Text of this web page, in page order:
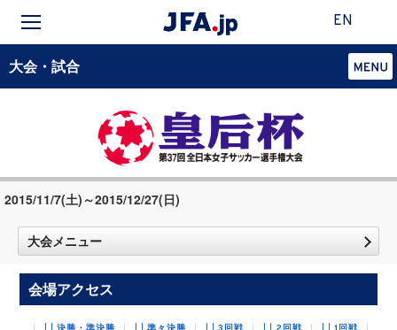
EN
大会・試合
2015/11/7(土)～2015/12/27(日)
大会メニュー
会場アクセス